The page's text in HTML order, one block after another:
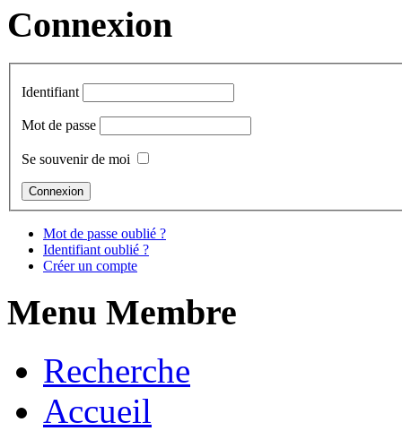
Connexion
Identifiant
Mot de passe
Se souvenir de moi
Mot de passe oublié ?
Identifiant oublié ?
Créer un compte
Menu Membre
Recherche
Accueil